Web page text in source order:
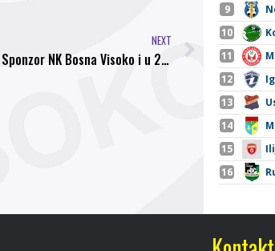
NEXT
MEGA-TRANS d.o.o. Sponzor NK Bosna Visoko i u 2017-oj godini